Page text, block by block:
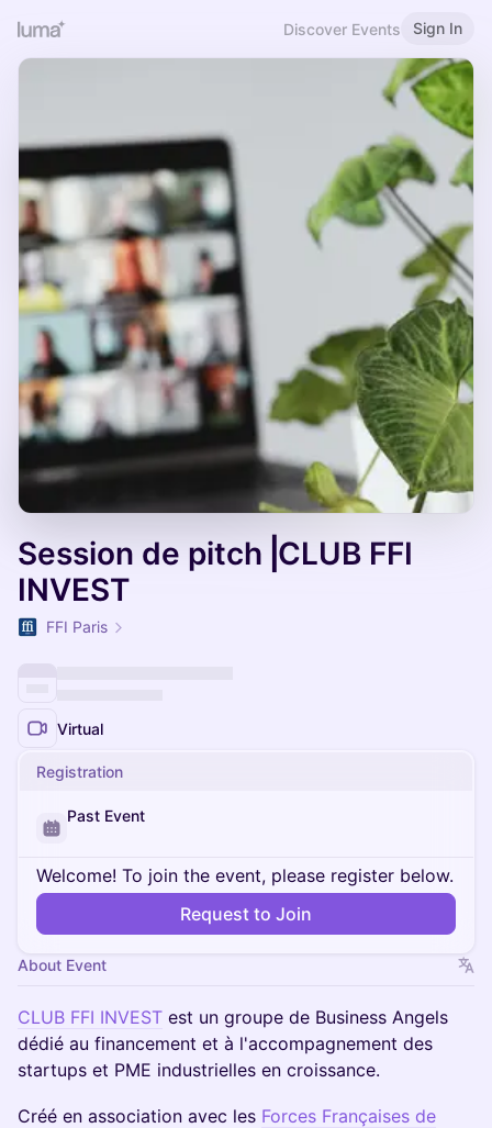
Discover Events Sign In
Session de pitch⎥CLUB FFI
INVEST
FFI Paris
Virtual
Registration
Past Event
Welcome! To join the event, please register below.
Request to Join
About Event
CLUB FFI INVEST est un groupe de Business Angels
dédié au financement et à l'accompagnement des
startups et PME industrielles en croissance.
Créé en association avec les Forces Françaises de